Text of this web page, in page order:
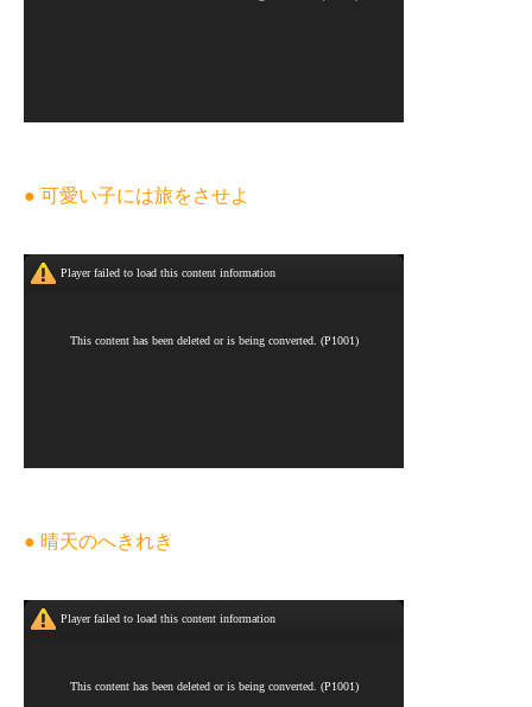
● 可愛い子には旅をさせよ
● 晴天のへきれき